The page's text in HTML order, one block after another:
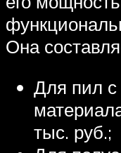
Она
Для пил с
тыс. руб.;